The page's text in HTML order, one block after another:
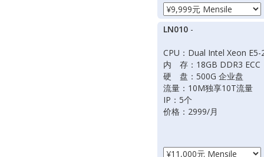
LN010 -
CPU：Dual Intel Xeon E5-
内 存：18GB DDR3 ECC
硬 盘：500G 企业盘
流量：10M独享10T流量
IP：5个
价格：2999/月